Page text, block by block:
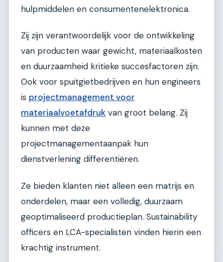
hulpmiddelen en consumentenelektronica.
Zij zijn verantwoordelijk voor de ontwikkeling
van producten waar gewicht, materiaalkosten
en duurzaamheid kritieke succesfactoren zijn.
Ook voor spuitgietbedrijven en hun engineers
is projectmanagement voor
materiaalvoetafdruk van groot belang. Zij
kunnen met deze
projectmanagementaanpak hun
dienstverlening differentiëren.
Ze bieden klanten niet alleen een matrijs en
onderdelen, maar een volledig, duurzaam
geoptimaliseerd productieplan. Sustainability
officers en LCA-specialisten vinden hierin een
krachtig instrument.